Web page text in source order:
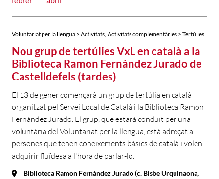
Voluntariat per la llengua > Activitats Activitats complementàries > Tertúlies
Nou grup de tertúlies VxL en català a la
Biblioteca Ramon Fernàndez Jurado de
Castelldefels (tardes)
El 13 de gener començarà un grup de tertúlia en català
organitzat pel Servei Local de Català i la Biblioteca Ramon
Fernàndez Jurado. El grup, que estarà conduït per una
voluntària del Voluntariat per la llengua, està adreçat a
persones que tenen coneixements bàsics de català i volen
adquirir fluïdesa a l'hora de parlar-lo.
Biblioteca Ramon Fernàndez Jurado (c. Bisbe Urquinaona,